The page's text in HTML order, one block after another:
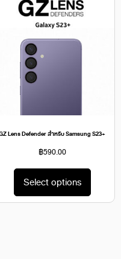
Lens Defender สำหรับ Samsung S23+
฿590.00
Select options